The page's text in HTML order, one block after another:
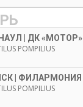
| ДК «МОТОР»
POMPILIUS
| ФИЛАРМОНИЯ
POMPILIUS